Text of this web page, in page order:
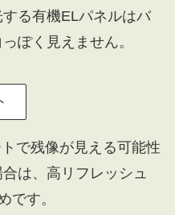
る有機ELパネルはバ
ぽく見えません。
で残像が見える可能性
は、高リフレッシュ
です。